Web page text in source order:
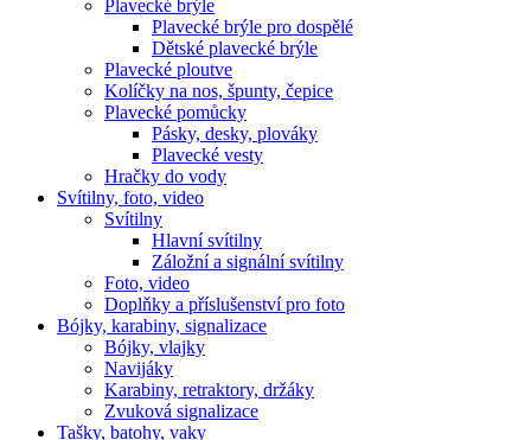
Plavecké brýle
Plavecké brýle pro dospělé
Dětské plavecké brýle
Plavecké ploutve
Kolíčky na nos, špunty, čepice
Plavecké pomůcky
Pásky, desky, plováky
Plavecké vesty
Hračky do vody
Svítilny, foto, video
Svítilny
Hlavní svítilny
Záložní a signální svítilny
Foto, video
Doplňky a příslušenství pro foto
Bójky, karabiny, signalizace
Bójky, vlajky
Navijáky
Karabiny, retraktory, držáky
Zvuková signalizace
Tašky, batohy, vaky